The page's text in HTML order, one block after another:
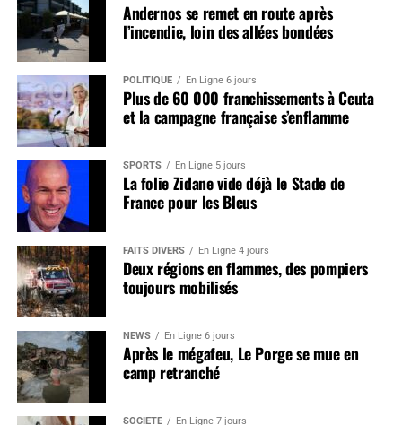
Andernos se remet en route après
l’incendie, loin des allées bondées
POLITIQUE En Ligne 6 jours
Plus de 60 000 franchissements à Ceuta
et la campagne française s’enflamme
SPORTS En Ligne 5 jours
La folie Zidane vide déjà le Stade de
France pour les Bleus
FAITS DIVERS En Ligne 4 jours
Deux régions en flammes, des pompiers
toujours mobilisés
NEWS En Ligne 6 jours
Après le mégafeu, Le Porge se mue en
camp retranché
SOCIÉTÉ En Ligne 7 jours